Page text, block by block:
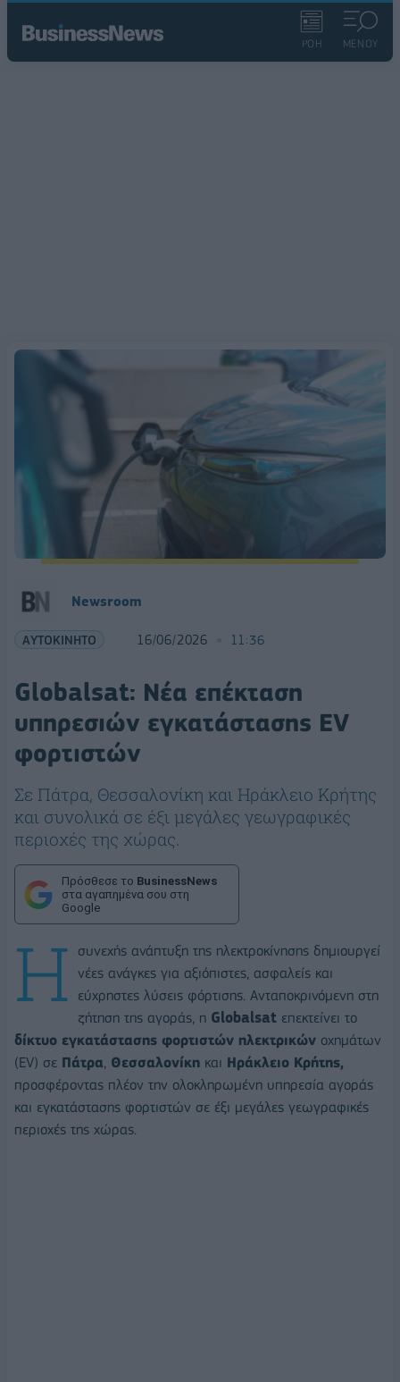
ΡΟΗ ΜΕΝΟΥ
Newsroom
ΑΥΤΟΚΙΝΗΤΟ 16/06/2026 11:36
Globalsat: Νέα επέκταση
υπηρεσιών εγκατάστασης EV
φορτιστών
Σε Πάτρα, Θεσσαλονίκη και Ηράκλειο Κρήτης
και συνολικά σε έξι μεγάλες γεωγραφικές
περιοχές της χώρας.
Πρόσθεσε το BusinessNews
στα αγαπημένα σου στη
Google
Η
συνεχής ανάπτυξη της ηλεκτροκίνησης δημιουργεί
νέες ανάγκες για αξιόπιστες, ασφαλείς και
εύχρηστες λύσεις φόρτισης. Ανταποκρινόμενη στη
ζήτηση της αγοράς, η Globalsat επεκτείνει το
δίκτυο εγκατάστασης φορτιστών ηλεκτρικών οχημάτων
(EV) σε Πάτρα, Θεσσαλονίκη και Ηράκλειο Κρήτης,
προσφέροντας πλέον την ολοκληρωμένη υπηρεσία αγοράς
και εγκατάστασης φορτιστών σε έξι μεγάλες γεωγραφικές
περιοχές της χώρας.